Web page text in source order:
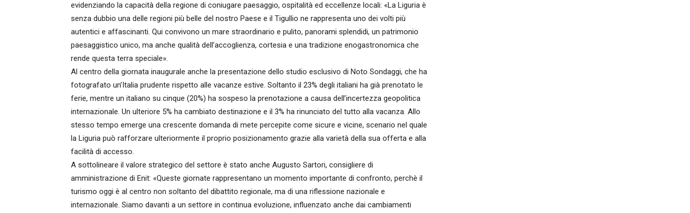
evidenziando la capacità della regione di coniugare paesaggio, ospitalità ed eccellenze locali: «La Liguria è
senza dubbio una delle regioni più belle del nostro Paese e il Tigullio ne rappresenta uno dei volti più
autentici e affascinanti. Qui convivono un mare straordinario e pulito, panorami splendidi, un patrimonio
paesaggistico unico, ma anche qualità dell’accoglienza, cortesia e una tradizione enogastronomica che
rende questa terra speciale».
Al centro della giornata inaugurale anche la presentazione dello studio esclusivo di Noto Sondaggi, che ha
fotografato un’Italia prudente rispetto alle vacanze estive. Soltanto il 23% degli italiani ha già prenotato le
ferie, mentre un italiano su cinque (20%) ha sospeso la prenotazione a causa dell’incertezza geopolitica
internazionale. Un ulteriore 5% ha cambiato destinazione e il 3% ha rinunciato del tutto alla vacanza. Allo
stesso tempo emerge una crescente domanda di mete percepite come sicure e vicine, scenario nel quale
la Liguria può rafforzare ulteriormente il proprio posizionamento grazie alla varietà della sua offerta e alla
facilità di accesso.
A sottolineare il valore strategico del settore è stato anche Augusto Sartori, consigliere di
amministrazione di Enit: «Queste giornate rappresentano un momento importante di confronto, perchè il
turismo oggi è al centro non soltanto del dibattito regionale, ma di una riflessione nazionale e
internazionale. Siamo davanti a un settore in continua evoluzione, influenzato anche dai cambiamenti